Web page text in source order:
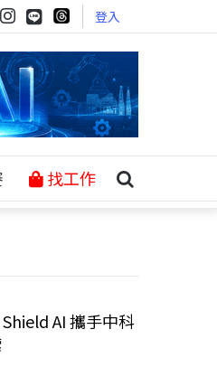
登入
找工作
AI 攜手中科